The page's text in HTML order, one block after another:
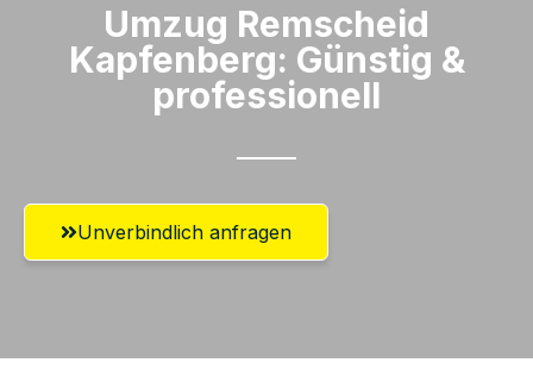
Umzug Remscheid​
Kapfenberg: Günstig &
professionell​
Unverbindlich anfragen